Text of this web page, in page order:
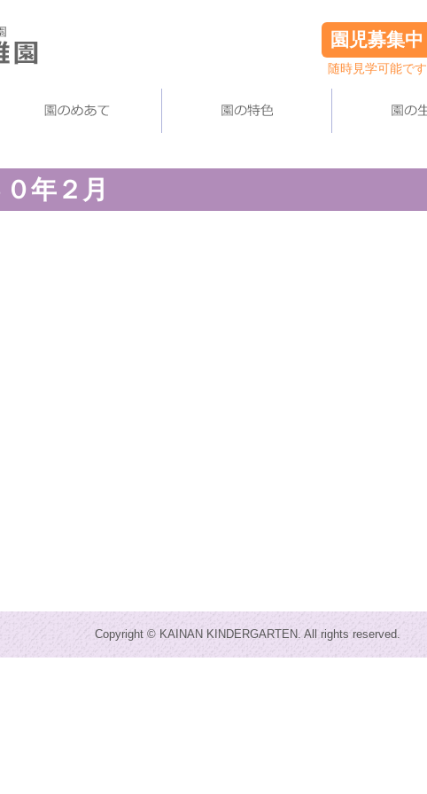
園児募集中
随時見学可能です
年２月
Copyright © KAINAN KINDERGARTEN. All rights reserved.